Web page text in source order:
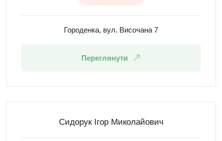
Городенка, вул. Височана 7
Переглянути
Сидорук Ігор Миколайович